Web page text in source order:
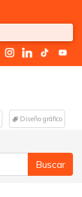
Diseño gráfico